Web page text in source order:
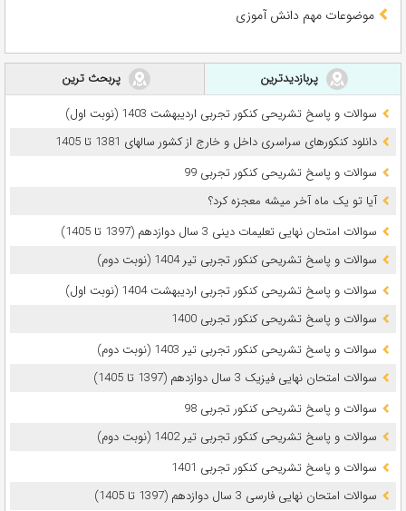
موضوعات مهم دانش آموزی
پربازدیدترین
پربحث ترین
سوالات و پاسخ تشریحی کنکور تجربی اردیبهشت 1403 (نوبت اول)
دانلود کنکورهای سراسری داخل و خارج از کشور سالهای 1381 تا 1405
سوالات و پاسخ تشریحی کنکور تجربی 99
آیا تو یک ماه آخر میشه معجزه کرد؟
سوالات امتحان نهایی تعلیمات دینی 3 سال دوازدهم (1397 تا 1405)
سوالات و پاسخ تشریحی کنکور تجربی تیر 1404 (نوبت دوم)
سوالات و پاسخ تشریحی کنکور تجربی اردیبهشت 1404 (نوبت اول)
سوالات و پاسخ تشریحی کنکور تجربی 1400
سوالات و پاسخ تشریحی کنکور تجربی تیر 1403 (نوبت دوم)
سوالات امتحان نهایی فیزیک 3 سال دوازدهم (1397 تا 1405)
سوالات و پاسخ تشریحی کنکور تجربی 98
سوالات و پاسخ تشریحی کنکور تجربی تیر 1402 (نوبت دوم)
سوالات و پاسخ تشریحی کنکور تجربی 1401
سوالات امتحان نهایی فارسی 3 سال دوازدهم (1397 تا 1405)